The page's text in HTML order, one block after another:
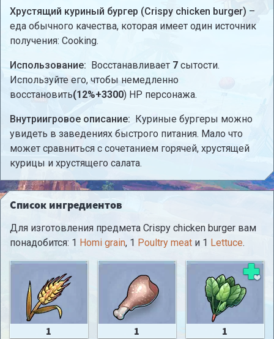
Хрустящий куриный бургер (Crispy chicken burger) –
еда обычного качества, которая имеет один источник
получения: Cooking.
Использование: Восстанавливает 7 сытости.
Используйте его, чтобы немедленно
восстановить(12%+3300) HP персонажа.
Внутриигровое описание: Куриные бургеры можно
увидеть в заведениях быстрого питания. Мало что
может сравниться с сочетанием горячей, хрустящей
курицы и хрустящего салата.
Список ингредиентов
Для изготовления предмета Crispy chicken burger вам
понадобится: 1 Homi grain, 1 Poultry meat и 1 Lettuce.
1 1 1